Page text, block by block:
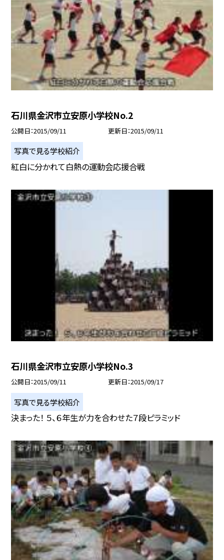
石川県金沢市立安原小学校No.2
公開日 2015/09/11 更新日 2015/09/11
写真で見る学校紹介
紅白に分かれて白熱の運動会応援合戦
石川県金沢市立安原小学校No.3
公開日 2015/09/11 更新日 2015/09/17
写真で見る学校紹介
決まった！ ５、６年生が力を合わせた７段ピラミッド